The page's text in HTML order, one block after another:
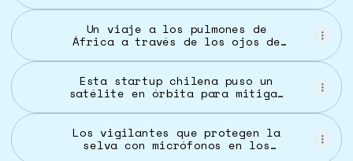
Un viaje a los pulmones de
África a través de los ojos de
Esta startup chilena puso un
satélite en órbita para mitigar
los negocios - Forbes Chile
Los vigilantes que protegen la
selva con micrófonos en los